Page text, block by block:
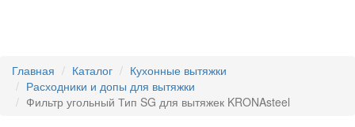
Главная Каталог
Кухонные вытяжки
Расходники и допы для вытяжки
Фильтр угольный Тип SG для вытяжек KRONAsteel